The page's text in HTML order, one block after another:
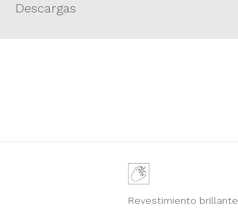
Descargas
Revestimiento brillante